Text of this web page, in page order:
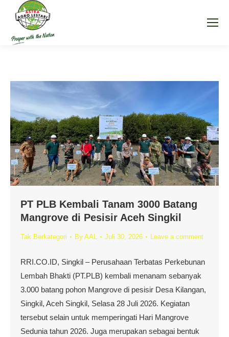
PT PLB Kembali Tanam 3000 Batang
Mangrove di Pesisir Aceh Singkil
Tak Berkategori By AAL Juli 30, 2026 Leave a comment
RRI.CO.ID, Singkil – Perusahaan Terbatas Perkebunan
Lembah Bhakti (PT.PLB) kembali menanam sebanyak
3.000 batang pohon Mangrove di pesisir Desa Kilangan,
Singkil, Aceh Singkil, Selasa 28 Juli 2026. Kegiatan
tersebut selain untuk memperingati Hari Mangrove
Sedunia tahun 2026. Juga merupakan sebagai bentuk